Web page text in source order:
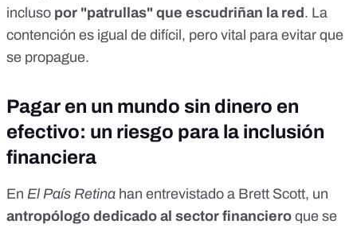
incluso por "patrullas" que escudriñan la red . La
contención es igual de difícil, pero vital para evitar que
se propague.
Pagar en un mundo sin dinero en
efectivo: un riesgo para la inclusión
financiera
En El País Retina han entrevistado a Brett Scott, un
antropólogo dedicado al sector financiero que se